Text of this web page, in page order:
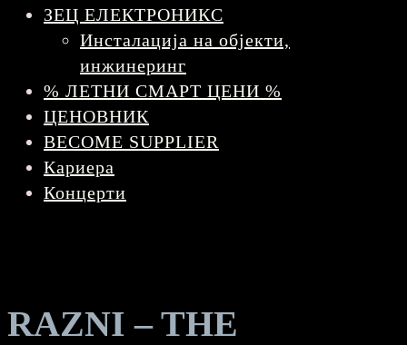
ЗЕЦ ЕЛЕКТРОНИКС
Инсталација на објекти,
инжинеринг
% ЛЕТНИ СМАРТ ЦЕНИ %
ЦЕНОВНИК
BECOME SUPPLIER
Кариера
Концерти
RAZNI – THE